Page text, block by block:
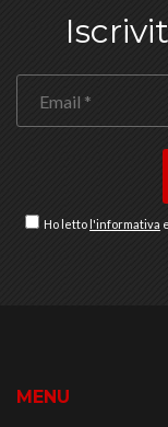
Ho letto l'informativa
MENU